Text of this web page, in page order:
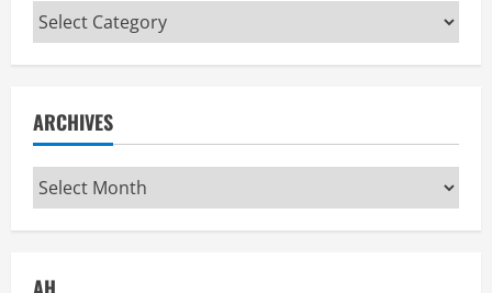
Categories
ARCHIVES
Archives
AH